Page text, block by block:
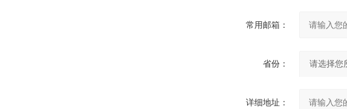
常用邮箱：
省份：
详细地址：